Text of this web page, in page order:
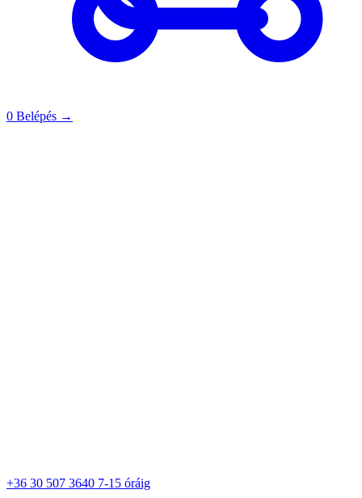
0 Belépés →
+36 30 507 3640 7-15 óráig